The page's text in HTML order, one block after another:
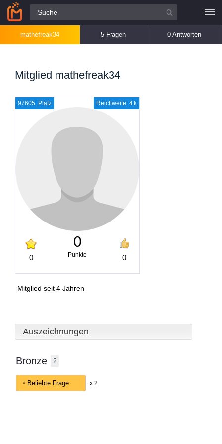
Alle Fragen
mathefreak34 5 Fragen 0 Antworten
Mitglied mathefreak34
Reichweite: 4 k
97605. Platz
0
0
Punkte 0
Mitglied seit 4 Jahren
Auszeichnungen
Bronze 2
Beliebte Frage x 2